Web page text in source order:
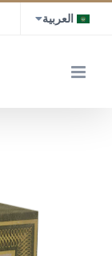
Skip
content
العربية